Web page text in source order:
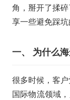
角，掰开了揉
享一些避免踩坑
一、 为什么
很多时候，客
国际物流领域